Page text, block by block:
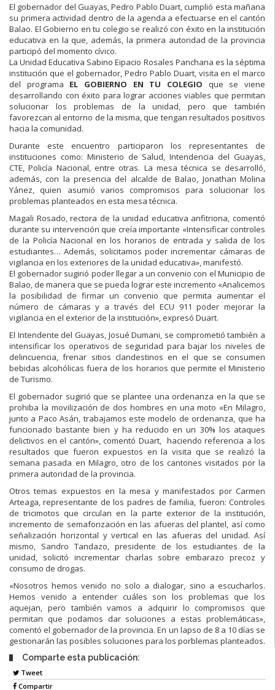
El gobernador del Guayas, Pedro Pablo Duart, cumplió esta mañana
su primera actividad dentro de la agenda a efectuarse en el cantón
Balao. El Gobierno en tu colegio se realizó con éxito en la institución
educativa en la que, además, la primera autoridad de la provincia
participó del momento cívico.
La Unidad Educativa Sabino Eipacio Rosales Panchana es la séptima
institución que el gobernador, Pedro Pablo Duart, visita en el marco
del programa EL GOBIERNO EN TU COLEGIO que se viene
desarrollando con éxito para lograr acciones viables que permitan
solucionar los problemas de la unidad, pero que también
favorezcan al entorno de la misma, que tengan resultados positivos
hacia la comunidad.
Durante este encuentro participaron los representantes de
instituciones como: Ministerio de Salud, Intendencia del Guayas,
CTE, Policía Nacional, entre otras. La mesa técnica se desarrolló,
además, con la presencia del alcalde de Balao, Jonathan Molina
Yánez, quien asumió varios compromisos para solucionar los
problemas planteados en esta mesa técnica.
Magali Rosado, rectora de la unidad educativa anfitriona, comentó
durante su intervención que creía importante «Intensificar controles
de la Policía Nacional en los horarios de entrada y salida de los
estudiantes… Además, solicitamos poder incrementar cámaras de
vigilancia en los exteriores de la unidad educativa», manifestó.
El gobernador sugirió poder llegar a un convenio con el Municipio de
Balao, de manera que se pueda lograr este incremento «Analicemos
la posibilidad de firmar un convenio que permita aumentar el
número de cámaras y a través del ECU 911 poder mejorar la
vigilancia en el exterior de la institución», expresó Duart.
El Intendente del Guayas, Josué Dumani, se comprometió también a
intensificar los operativos de seguridad para bajar los niveles de
delincuencia, frenar sitios clandestinos en el que se consumen
bebidas alcohólicas fuera de los horarios que permite el Ministerio
de Turismo.
El gobernador sugirió que se plantee una ordenanza en la que se
prohiba la movilización de dos hombres en una moto «En Milagro,
junto a Paco Asán, trabajamos este modelo de ordenanza, que ha
funcionado bastante bien y ha reducido en un 30% los ataques
delictivos en el cantón», comentó Duart, haciendo referencia a los
resultados que fueron expuestos en la visita que se realizó la
semana pasada en Milagro, otro de los cantones visitados por la
primera autoridad de la provincia.
Otros temas expuestos en la mesa y manifestados por Carmen
Arteaga, representante de los padres de familia, fueron: Controles
de tricimotos que circulan en la parte exterior de la institución,
incremento de semaforización en las afueras del plantel, así como
señalización horizontal y vertical en las afueras del unidad. Así
mismo, Sandro Tandazo, presidente de los estudiantes de la
unidad, solicitó incrementar charlas sobre embarazo precoz y
consumo de drogas.
«Nosotros hemos venido no solo a dialogar, sino a escucharlos.
Hemos venido a entender cuáles son los problemas que los
aquejan, pero también vamos a adquirir lo compromisos que
permitan que podamos dar soluciones a estas problemáticas»,
comentó el gobernador de la provincia. En un lapso de 8 a 10 días se
gestionarán las posibles soluciones para los porblemas planteados.
Comparte esta publicación:
Tweet
Compartir